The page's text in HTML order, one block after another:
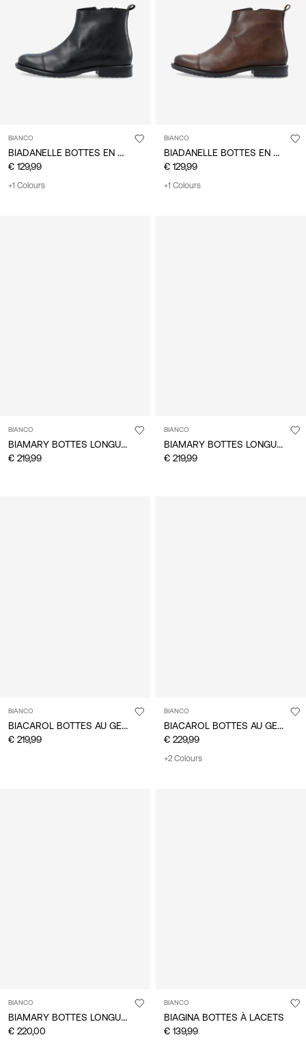
BIANCO
BIADANELLE BOTTES EN CUIR
€ 129,99
+1 Colours
BIANCO
BIADANELLE BOTTES EN CUIR
€ 129,99
+1 Colours
BIANCO
BIAMARY BOTTES LONGUES
€ 219,99
BIANCO
BIAMARY BOTTES LONGUES
€ 219,99
BIANCO
BIACAROL BOTTES AU GENOU
€ 219,99
BIANCO
BIACAROL BOTTES AU GENOU
€ 229,99
+2 Colours
BIANCO
BIAMARY BOTTES LONGUES
€ 220,00
BIANCO
BIAGINA BOTTES À LACETS
€ 139,99